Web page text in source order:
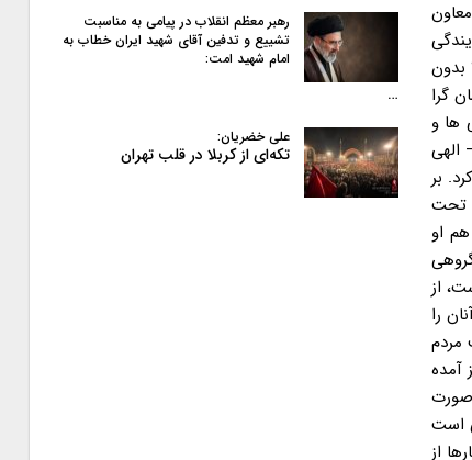
رهبر معظم انقلاب در پیامی به‌ مناسبت
تشییع و تدفین آقای شهید ایران خطاب به
امام شهید امت:
…
علی خضریان:
تکه‌ای از کربلا در قلب تهران